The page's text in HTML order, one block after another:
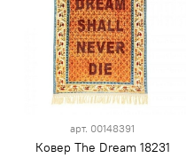
арт. 00148391
Ковер The Dream 18231